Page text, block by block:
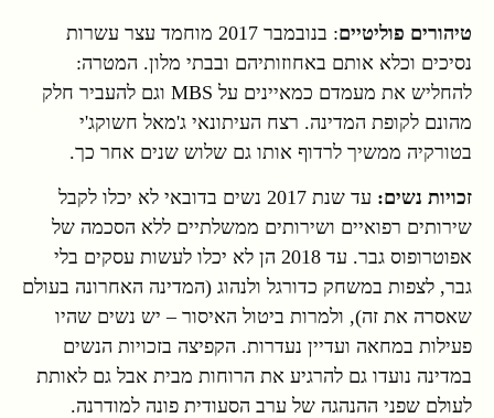
טיהורים פוליטיים
: בנובמבר 2017 מוחמד עצר עשרות
נסיכים וכלא אותם באחוזותיהם ובבתי מלון. המטרה:
להחליש את מעמדם כמאיינים על MBS וגם להעביר חלק
מהונם לקופת המדינה. רצח העיתונאי ג'מאל חשוקג'י
בטורקיה ממשיך לרדוף אותו גם שלוש שנים אחר כך.
זכויות נשים:
עד שנת 2017 נשים בדובאי לא יכלו לקבל
שירותים רפואיים ושירותים ממשלתיים ללא הסכמה של
אפוטרופוס גבר. עד 2018 הן לא יכלו לעשות עסקים בלי
גבר, לצפות במשחק כדורגל ולנהוג (המדינה האחרונה בעולם
שאסרה את זה), ולמרות ביטול האיסור – יש נשים שהיו
פעילות במחאה ועדיין נעדרות. הקפיצה בזכויות הנשים
במדינה נועדו גם להרגיע את הרוחות מבית אבל גם לאותת
לעולם שפני ההנהגה של ערב הסעודית פונה למודרנה.